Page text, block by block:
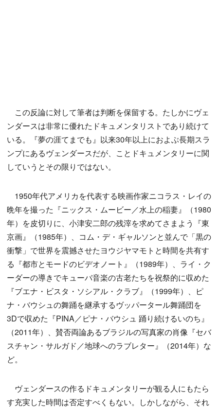
この反論に対して筆者は判断を保留する。たしかにヴェ
ンダースは非常に優れたドキュメンタリストであり続けて
いる。『夢の涯てまでも』以来30年以上におよぶ長期スラ
ンプにあるヴェンダースだが、ことドキュメンタリーに関
していうとその限りではない。
1950年代アメリカを代表する映画作家ニコラス・レイの
晩年を撮った『ニックス・ムービー／水上の稲妻』（1980
年）を皮切りに、小津安二郎の残滓を求めてさまよう『東
京画』（1985年）、コム・デ・ギャルソンと並んで「黒の
衝撃」で世界を震撼させたヨウジヤマモトと時間を共有す
る『都市とモードのビデオノート』（1989年）、ライ・ク
ーダーの導きでキューバ音楽の古老たちを祝祭的に収めた
『ブエナ・ビスタ・ソシアル・クラブ』（1999年）、ピ
ナ・バウシュの舞踊を継承するヴッパータール舞踊団を
3Dで収めた『PINA／ピナ・バウシュ 踊り続けるいのち』
（2011年）、賛否両論あるブラジルの写真家の肖像『セバ
スチャン・サルガド／地球へのラブレター』（2014年）な
ど。
ヴェンダースの作るドキュメンタリーが観る人にもたら
す充実した時間は否定すべくもない。しかしながら、それ